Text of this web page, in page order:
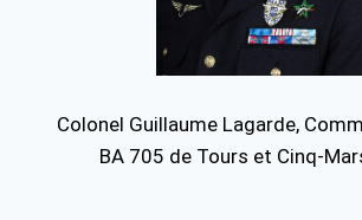
Colonel Guillaume Lagarde,
BA 705 de Tours et Cinq-